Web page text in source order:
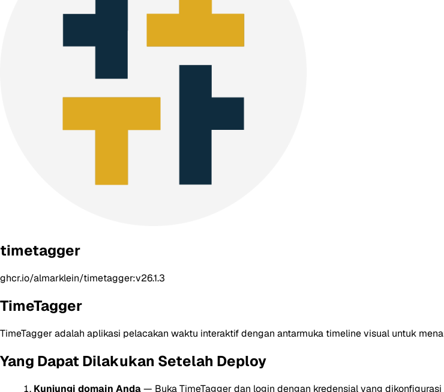
timetagger
ghcr.io/almarklein/timetagger:v26.1.3
TimeTagger
TimeTagger adalah aplikasi pelacakan waktu interaktif dengan antarmuka timeline visual untuk
Yang Dapat Dilakukan Setelah Deploy
Kunjungi domain Anda— Buka TimeTagger dan login dengan kredensial yang dikonfigurasi